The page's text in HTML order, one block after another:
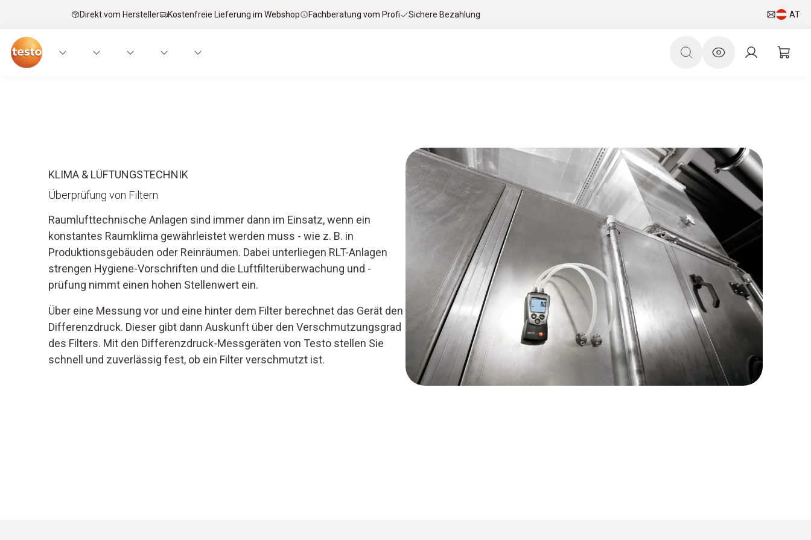
Direkt vom Hersteller Kostenfreie Lieferung im Webshop Fachberatung vom Profi Sichere Bezahlung AT
Anwendungen HVAC/R Newsletter
KLIMA & LÜFTUNGSTECHNIK
Überprüfung von Filtern
Raumlufttechnische Anlagen sind immer dann im Einsatz, wenn ein
konstantes Raumklima gewährleistet werden muss - wie z. B. in
Produktionsgebäuden oder Reinräumen. Dabei unterliegen RLT-Anlagen
strengen Hygiene-Vorschriften und die Luftfilterüberwachung und -
prüfung nimmt einen hohen Stellenwert ein.
Über eine Messung vor und eine hinter dem Filter berechnet das Gerät den
Differenzdruck. Dieser gibt dann Auskunft über den Verschmutzungsgrad
des Filters. Mit den Differenzdruck-Messgeräten von Testo stellen Sie
schnell und zuverlässig fest, ob ein Filter verschmutzt ist.